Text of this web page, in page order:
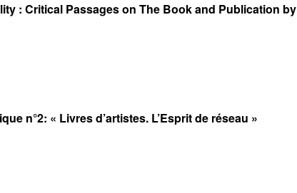
: Critical Passages on The Book and Publication by
n°2: « Livres d’artistes. L’Esprit de réseau »